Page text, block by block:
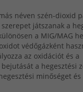
néven szén-dioxid
játszanak a
a MIG/MAG
védőgázként
az oxidációt és a
a hegesztési
minőséget és